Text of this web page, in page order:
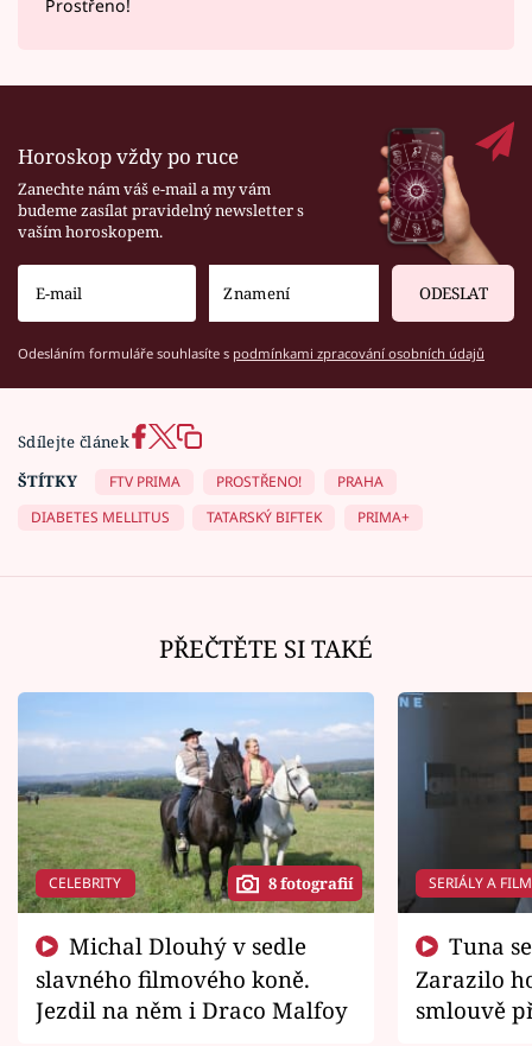
Prostřeno!
Horoskop vždy po ruce
Zanechte nám váš e-mail a my vám
budeme zasílat pravidelný newsletter s
vaším horoskopem.
ODESLAT
Odesláním formuláře souhlasíte s podmínkami zpracování osobních údajů
Sdílejte článek
ŠTÍTKY
FTV PRIMA PROSTŘENO!
PRAHA
DIABETES MELLITUS
TATARSKÝ BIFTEK PRIMA+
PŘEČTĚTE SI TAKÉ
CELEBRITY 8 fotografií
slavného filmového koně.
Jezdil na něm i Draco Malfoy
SERIÁLY A
Zarazilo
smlouvě